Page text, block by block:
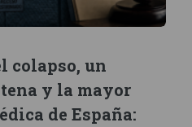
colapso, un
y la mayor
de España: